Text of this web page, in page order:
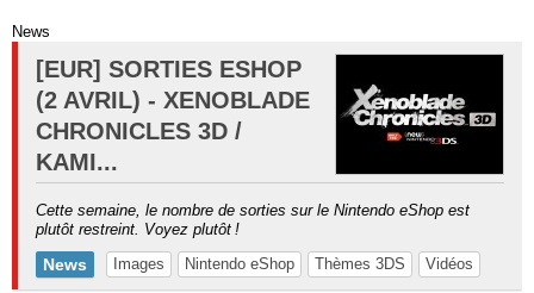
News
[EUR] SORTIES ESHOP
(2 AVRIL) - XENOBLADE
CHRONICLES 3D /
KAMI...
Cette semaine, le nombre de sorties sur le Nintendo eShop est
plutôt restreint. Voyez plutôt !
News Images Nintendo eShop Thèmes 3DS Vidéos